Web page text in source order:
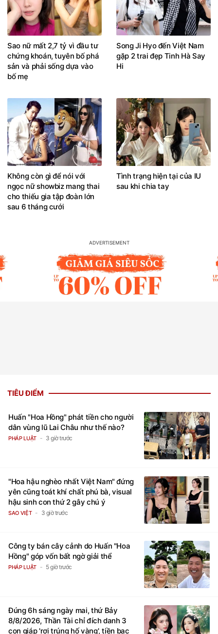
Sao nữ mất 2,7 tỷ vì đầu tư
chứng khoán, tuyên bố phá
sản và phải sống dựa vào
bố mẹ
Song Ji Hyo đến Việt Nam
gặp 2 trai đẹp Tinh Hà Say
Hi
Không còn gì để nói với
ngọc nữ showbiz mang thai
cho thiếu gia tập đoàn lớn
sau 6 tháng cưới
Tình trạng hiện tại của IU
sau khi chia tay
TIÊU ĐIỂM
Huấn "Hoa Hồng" phát tiền cho người
dân vùng lũ Lai Châu như thế nào?
PHÁP LUẬT 3 giờ trước
"Hoa hậu nghèo nhất Việt Nam" đứng
yên cũng toát khí chất phú bà, visual
hậu sinh con thứ 2 gây chú ý
SAO VIỆT 3 giờ trước
Công ty bán cây cảnh do Huấn "Hoa
Hồng" góp vốn bất ngờ giải thể
PHÁP LUẬT 5 giờ trước
Đúng 6h sáng ngày mai, thứ Bảy
8/8/2026, Thần Tài chỉ đích danh 3
con giáp 'rơi trúng hố vàng', tiền bạc